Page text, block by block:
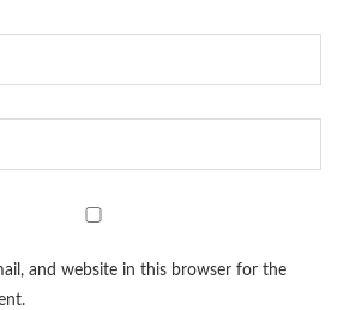
and website in this browser for the